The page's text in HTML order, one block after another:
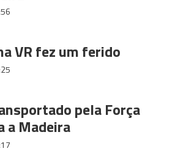
VR fez um ferido
pela Força
a Madeira